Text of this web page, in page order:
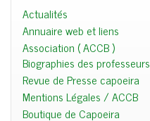
Actualités
Annuaire web et liens
Association ( ACCB )
Biographies des professeurs
Revue de Presse capoeira
Mentions Légales / ACCB
Boutique de Capoeira